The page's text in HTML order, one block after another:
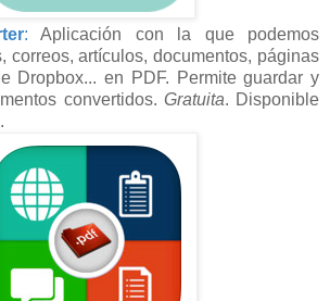
:Aplicación con la que podemos
correos, artículos, documentos, páginas
Dropbox... en PDF. Permite guardar y
convertidos. Gratuita. Disponible